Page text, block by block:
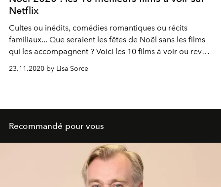
Netflix
Cultes ou inédits, comédies romantiques ou récits
familiaux... Que seraient les fêtes de Noël sans les films
qui les accompagnent ? Voici les 10 films à voir ou revoir
pour patienter jusqu'au matin du 25 décembre.
23.11.2020 by Lisa Sorce
Recommandé pour vous